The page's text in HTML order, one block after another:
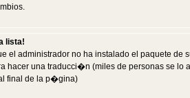
lista!
el administrador no ha instalado el paquete
hacer una traducci�n (miles de personas se
final de la p�gina)